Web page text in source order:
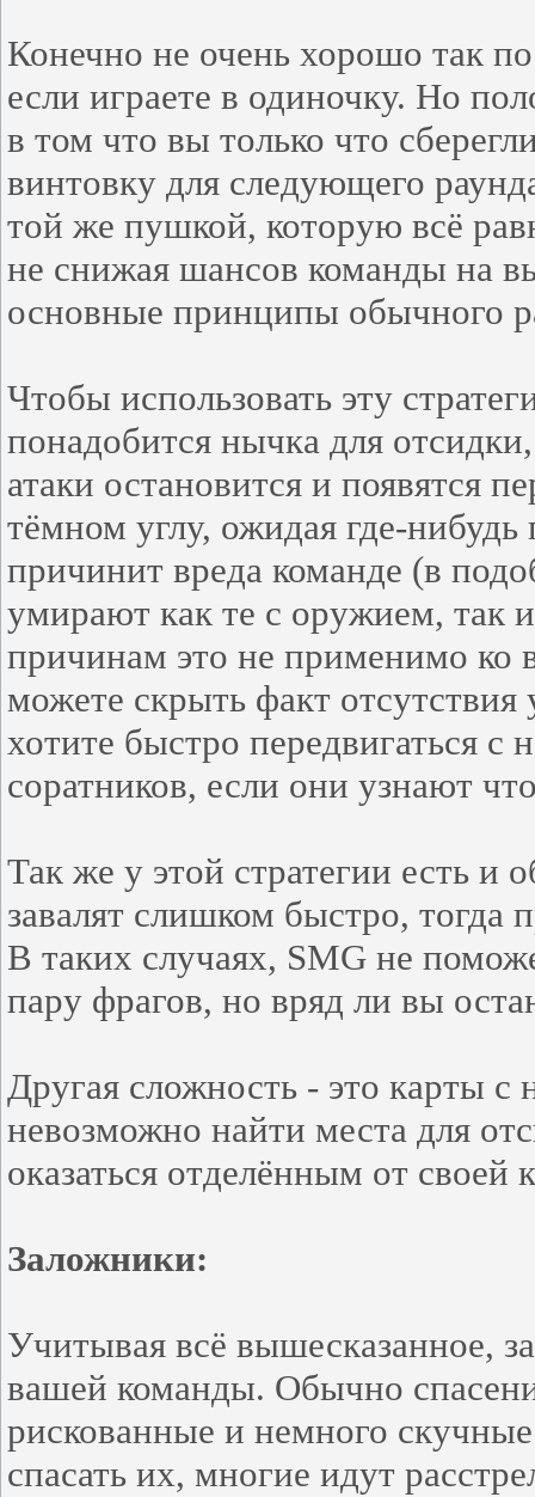
Конечно не очень хорошо так
если играете в одиночку. Но
в том что вы только что
винтовку для следующего
той же пушкой, которую всё
не снижая шансов команды на
основные принципы обычного
Чтобы использовать эту
понадобится нычка для
атаки остановится и появятся
тёмном углу, ожидая где-
причинит вреда команде (в
умирают как те с оружием, так
причинам это не применимо ко
можете скрыть факт
хотите быстро передвигаться
соратников, если они узнают
Так же у этой стратегии есть и
завалят слишком быстро, тогда
В таких случаях, SMG не
пару фрагов, но вряд ли вы
Другая сложность - это карты
невозможно найти места для
оказаться отделённым от
Заложники:
Учитывая всё вышесказанное,
вашей команды. Обычно
рискованные и немного
спасать их, многие идут